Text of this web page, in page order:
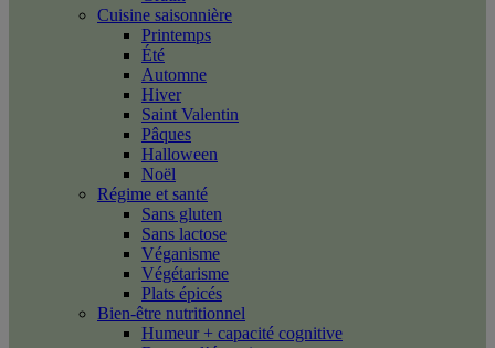
Cuisine saisonnière
Printemps
Été
Automne
Hiver
Saint Valentin
Pâques
Halloween
Noël
Régime et santé
Sans gluten
Sans lactose
Véganisme
Végétarisme
Plats épicés
Bien-être nutritionnel
Humeur + capacité cognitive